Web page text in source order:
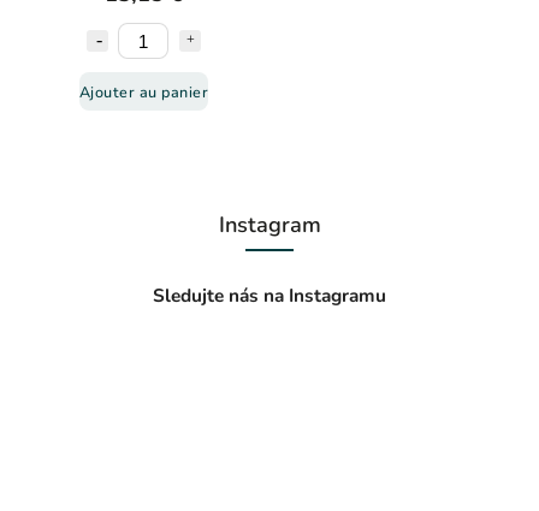
Ajouter au panier
Instagram
Sledujte nás na Instagramu